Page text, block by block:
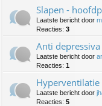
Slapen -
Laatste bericht door
Reacties: 3
Anti
Laatste bericht door
Reacties: 1
Laatste bericht door
Reacties: 5